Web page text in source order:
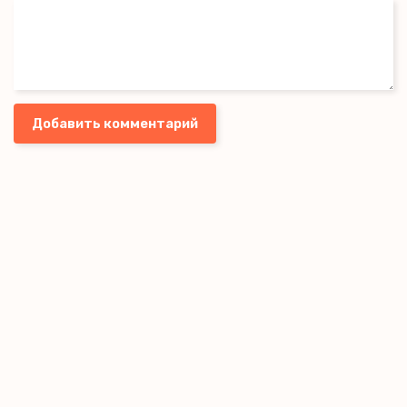
Добавить комментарий